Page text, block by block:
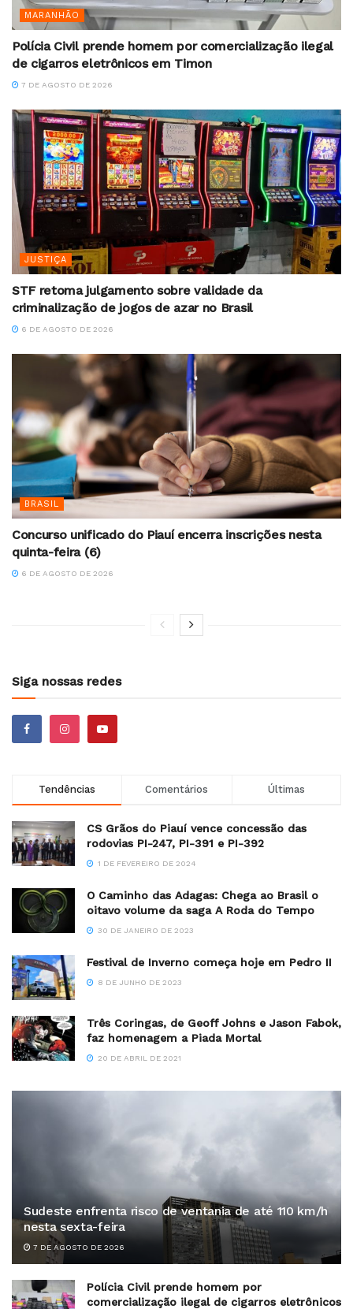
MARANHÃO
Polícia Civil prende homem por comercialização ilegal
de cigarros eletrônicos em Timon
7 DE AGOSTO DE 2026
JUSTIÇA
STF retoma julgamento sobre validade da
criminalização de jogos de azar no Brasil
6 DE AGOSTO DE 2026
BRASIL
Concurso unificado do Piauí encerra inscrições nesta
quinta-feira (6)
6 DE AGOSTO DE 2026
Siga nossas redes
Tendências Comentários Últimas
CS Grãos do Piauí vence concessão das
rodovias PI-247, PI-391 e PI-392
1 DE FEVEREIRO DE 2024
O Caminho das Adagas: Chega ao Brasil o
oitavo volume da saga A Roda do Tempo
30 DE JANEIRO DE 2023
Festival de Inverno começa hoje em Pedro II
8 DE JUNHO DE 2023
Três Coringas, de Geoff Johns e Jason Fabok,
faz homenagem a Piada Mortal
20 DE ABRIL DE 2021
Sudeste enfrenta risco de ventania de até 110 km/h
nesta sexta-feira
7 DE AGOSTO DE 2026
Polícia Civil prende homem por
comercialização ilegal de cigarros eletrônicos